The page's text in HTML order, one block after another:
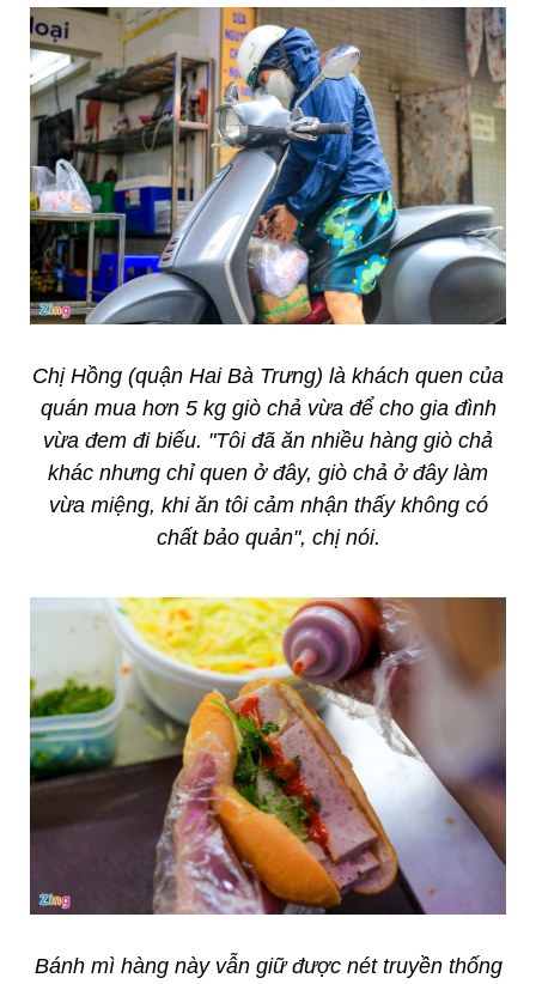
Chị Hồng (quận Hai Bà Trưng) là khách quen của
quán mua hơn 5 kg giò chả vừa để cho gia đình
vừa đem đi biếu. "Tôi đã ăn nhiều hàng giò chả
khác nhưng chỉ quen ở đây, giò chả ở đây làm
vừa miệng, khi ăn tôi cảm nhận thấy không có
chất bảo quản", chị nói.
Bánh mì hàng này vẫn giữ được nét truyền thống